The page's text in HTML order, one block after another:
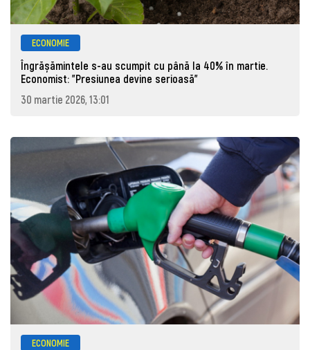
ECONOMIE
Îngrășămintele s-au scumpit cu până la 40% în martie.
Economist: "Presiunea devine serioasă"
30 martie 2026, 13:01
ECONOMIE